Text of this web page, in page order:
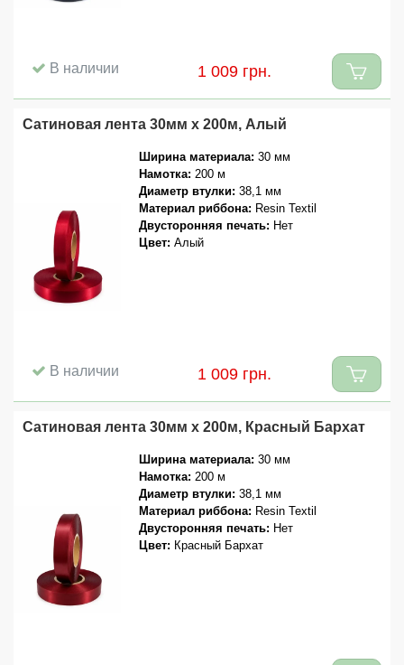
В наличии 1 009 грн.
Сатиновая лента 30мм x 200м, Алый
Ширина материала: 30 мм
Намотка: 200 м
Диаметр втулки: 38,1 мм
Материал риббона: Resin Textil
Двусторонняя печать: Нет
Цвет: Алый
В наличии 1 009 грн.
Сатиновая лента 30мм x 200м, Красный Бархат
Ширина материала: 30 мм
Намотка: 200 м
Диаметр втулки: 38,1 мм
Материал риббона: Resin Textil
Двусторонняя печать: Нет
Цвет: Красный Бархат